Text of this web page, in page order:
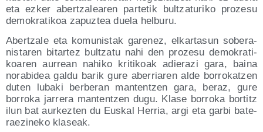
eta ezker aber­tza­lea­ren par­te­tik bul­tza­tu­ri­ko pro­ze­su
demo­kra­ti­koa zapuz­tea due­la helburu.
Aber­tza­le eta komu­nis­tak gare­nez, elkar­ta­sun sobe­ra­
nis­ta­ren bitar­tez bul­tza­tu nahi den pro­ze­su demo­kra­ti­
koa­ren aurrean nahi­ko kri­ti­koak adie­ra­zi gara, bai­na
nora­bi­dea gal­du barik gure abe­rria­ren alde borro­katzen
duten luba­ki ber­be­ran man­ten­tzen gara, beraz, gure
borro­ka jarre­ra man­ten­tzen dugu. Kla­se borro­ka bor­titz
ilun bat aur­kez­ten du Eus­kal Herria, argi eta gar­bi bate­
ra­ezi­ne­ko klaseak.